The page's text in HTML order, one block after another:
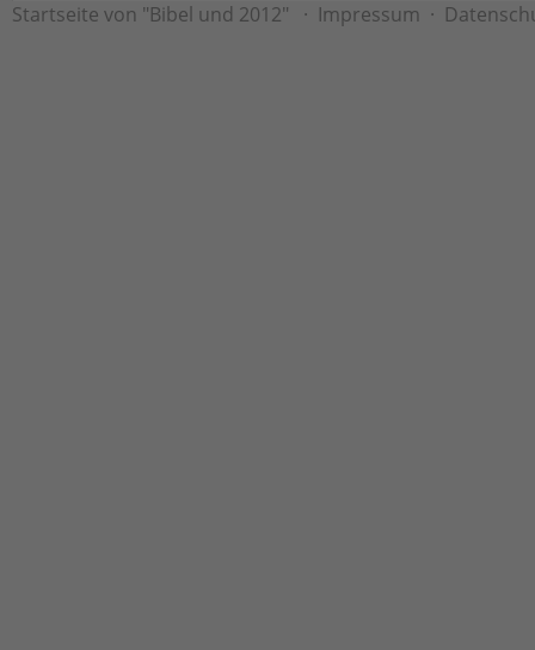
Startseite von "Bibel und 2012" · Impressum ·